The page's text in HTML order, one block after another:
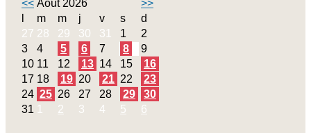
<< Août 2026
>>
m m j v s
d
27 28 29 30 31 1
2
3
4 5 6 7 8
9
10 11 12 13 14 15
16
17 18 19 20 21 22
23
24 25 26 27 28 29
30
31 1 2 3 4 5 6